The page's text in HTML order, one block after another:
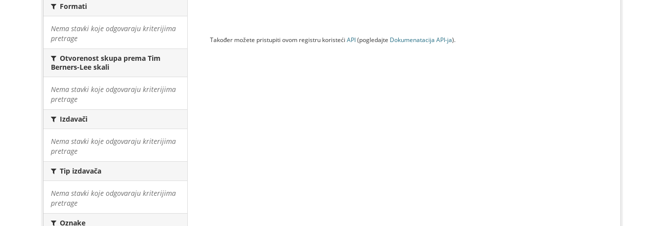
Formati
Nema stavki koje odgovaraju kriterijima
pretrage
Otvorenost skupa prema Tim
Berners-Lee skali
Nema stavki koje odgovaraju kriterijima
pretrage
Izdavači
Nema stavki koje odgovaraju kriterijima
pretrage
Tip izdavača
Nema stavki koje odgovaraju kriterijima
pretrage
Oznake
Također možete pristupiti ovom registru koristeći API(pogledajte Dokumenаtаcijа API-jа).